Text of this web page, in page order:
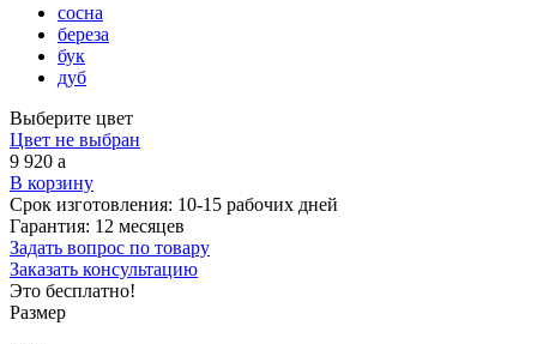
сосна
береза
бук
дуб
Выберите цвет
Цвет не выбран
9 920 a
В корзину
Срок изготовления: 10-15 рабочих дней
Гарантия: 12 месяцев
Задать вопрос по товару
Заказать консультацию
Это бесплатно!
Размер